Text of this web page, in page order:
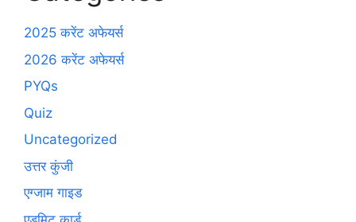
2025 करेंट अफेयर्स
2026 करेंट अफेयर्स
PYQs
Quiz
Uncategorized
उत्तर कुंजी
एग्जाम गाइड